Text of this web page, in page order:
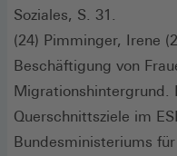
Soziales, S. 31.
(24) Pimminger, Irene
Beschäftigung von
Migrationshintergrund.
Querschnittsziele im
Bundesministeriums